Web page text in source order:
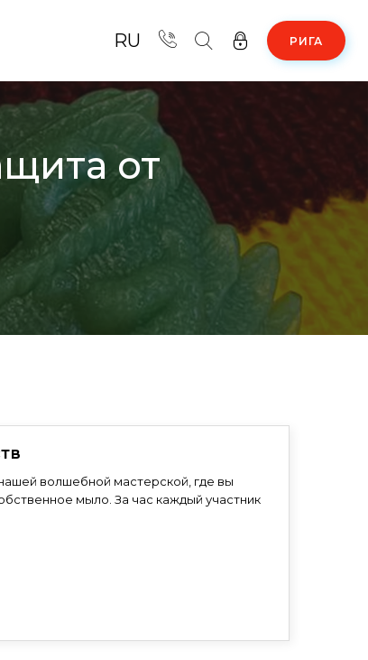
RU РИГА
от
волшебной мастерской, где вы
мыло. За час каждый участник